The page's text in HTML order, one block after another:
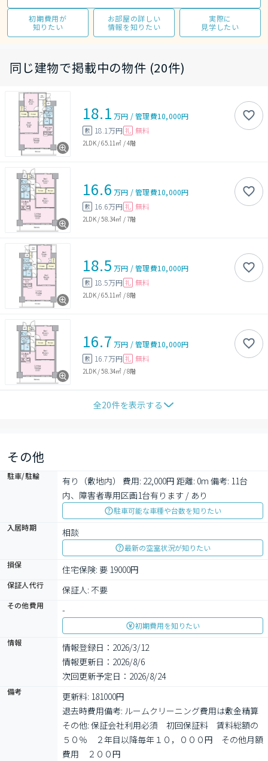
初期費用が
知りたい
お部屋の詳しい
情報を知りたい
実際に
見学したい
同じ建物で掲載中の物件 (20件)
18.1 万円 /管理費10,000円
敷 18.1万円 礼 無料
2LDK/65.11㎡ /4階
16.6 万円 /管理費10,000円
敷 16.6万円 礼 無料
2LDK/58.34㎡ /7階
18.5 万円 /管理費10,000円
敷 18.5万円 礼 無料
2LDK/65.11㎡ /8階
16.7 万円 /管理費10,000円
敷 16.7万円 礼 無料
2LDK/58.34㎡ /8階
全20件を表示する
その他
駐車/駐輪
有り（敷地内） 費用: 22,000円 距離: 0m 備考: 11台
内、障害者専用区画1台有ります / あり
駐車可能な車種や台数を知りたい
入居時期
相談
最新の空室状況が知りたい
損保
住宅保険: 要 19000円
保証人代行 保証人: 不要
その他費用 -
初期費用を知りたい
情報
情報登録日：2026/3/12
情報更新日：2026/8/6
次回更新予定日：2026/8/24
備考
更新料: 181000円
退去時費用備考: ルームクリーニング費用は敷金精算
その他: 保証会社利用必須　初回保証料　賃料総額の
５０％　２年目以降毎年１０，０００円　その他月額
費用　２００円